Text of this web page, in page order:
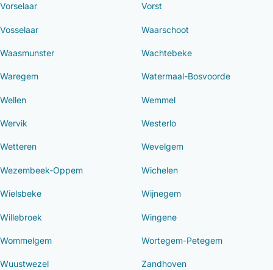
Vorselaar Vorst
Vosselaar Waarschoot
Waasmunster Wachtebeke
Waregem Watermaal-Bosvoorde
Wellen Wemmel
Wervik Westerlo
Wetteren Wevelgem
Wezembeek-Oppem Wichelen
Wielsbeke Wijnegem
Willebroek Wingene
Wommelgem Wortegem-Petegem
Wuustwezel Zandhoven